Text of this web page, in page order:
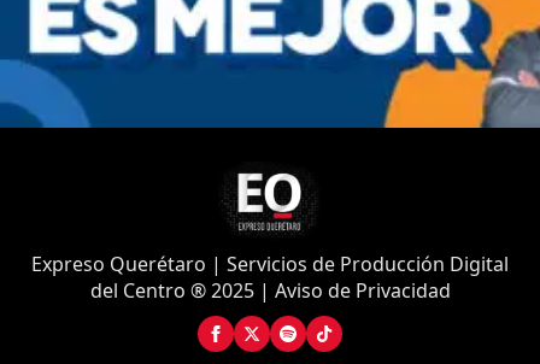
Expreso Querétaro | Servicios de Producción Digital
del Centro ® 2025 | Aviso de Privacidad